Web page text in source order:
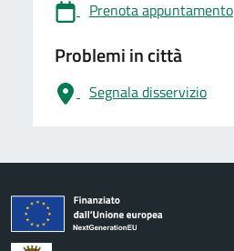
Prenota appuntamento
Problemi in città
Segnala disservizio
logo Unione Europea